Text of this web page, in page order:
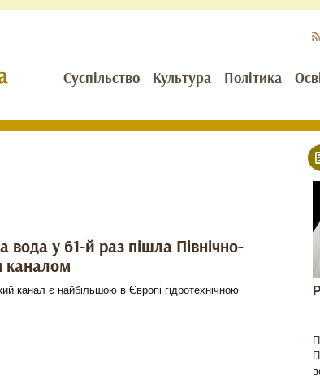
Суспільство Культура Політика
вода у 61-й раз пішла Північно-
каналом
канал є найбільшою в Європі гідротехнічною